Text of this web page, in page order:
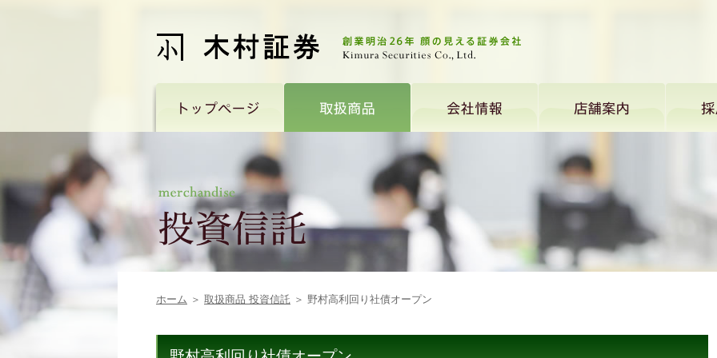
ホーム ＞ 取扱商品 投資信託 ＞ 野村高利回り社債オープン